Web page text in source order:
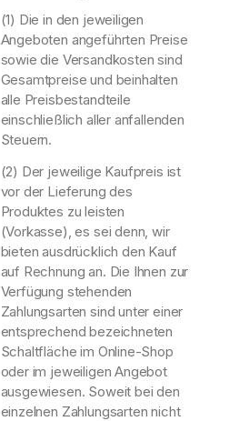
(1) Die in den jeweiligen
Angeboten angeführten Preise
sowie die Versandkosten sind
Gesamtpreise und beinhalten
alle Preisbestandteile
einschließlich aller anfallenden
Steuern.
(2) Der jeweilige Kaufpreis ist
vor der Lieferung des
Produktes zu leisten
(Vorkasse), es sei denn, wir
bieten ausdrücklich den Kauf
auf Rechnung an. Die Ihnen zur
Verfügung stehenden
Zahlungsarten sind unter einer
entsprechend bezeichneten
Schaltfläche im Online-Shop
oder im jeweiligen Angebot
ausgewiesen. Soweit bei den
einzelnen Zahlungsarten nicht